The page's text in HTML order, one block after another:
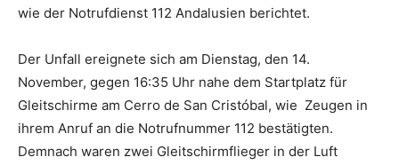
wie der Notrufdienst 112 Andalusien berichtet.
Der Unfall ereignete sich am Dienstag, den 14.
November, gegen 16:35 Uhr nahe dem Startplatz für
Gleitschirme am Cerro de San Cristóbal, wie Zeugen in
ihrem Anruf an die Notrufnummer 112 bestätigten.
Demnach waren zwei Gleitschirmflieger in der Luft